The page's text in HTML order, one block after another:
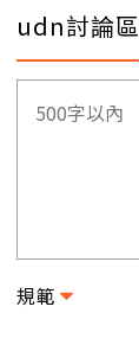
udn討論區
規範